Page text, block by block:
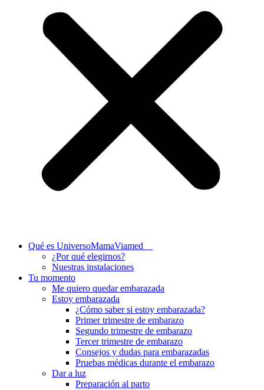
Qué es UniversoMamaViamed
¿Por qué elegirnos?
Nuestras instalaciones
Tu momento
Me quiero quedar embarazada
Estoy embarazada
¿Cómo saber si estoy embarazada?
Primer trimestre de embarazo
Segundo trimestre de embarazo
Tercer trimestre de embarazo
Consejos y dudas para embarazadas
Pruebas médicas durante el embarazo
Dar a luz
Preparación al parto